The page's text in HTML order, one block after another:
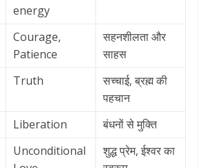
energy
Courage,
Patience
सहनशीलता और
साहस
Truth
सच्चाई, ब्रह्म की
पहचान
Liberation
बंधनों से मुक्ति
Unconditional
शुद्ध प्रेम, ईश्वर का